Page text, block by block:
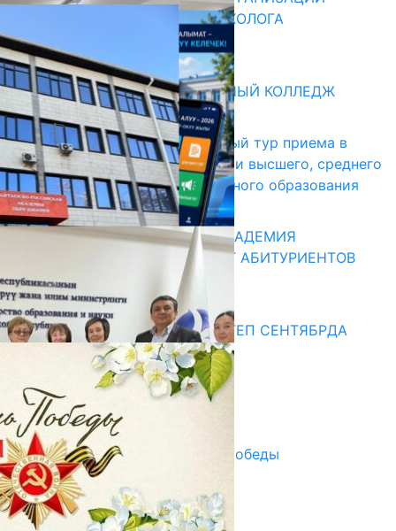
ВВЕДЕНА ДОЛЖНОСТЬ ПСИХОЛОГА
31.07.2026
Абитуриент
БИШКЕКСКИЙ УНИВЕРСАЛЬНЫЙ КОЛЛЕДЖ
17.07.2026
В Кыргызстане начался первый тур приема в
образовательные организации высшего, среднего
и начального профессионального образования
13.07.2026
КЫРГЫЗКО-РОССИЙСКАЯ АКАДЕМИЯ
ОБРАЗОВАНИЯ ПРИГЛАШАЕТ АБИТУРИЕНТОВ
10.07.2026
Медиа
СУЗАКТА 750 ОРУНДУУ МЕКТЕП СЕНТЯБРДА
ПАЙДАЛАНУУГА БЕРИЛЕТ
07.08.2025
Улуу Жеңиштин жандуу сөзү
29.04.2025
Награды в преддверии Дня Победы
29.04.2025